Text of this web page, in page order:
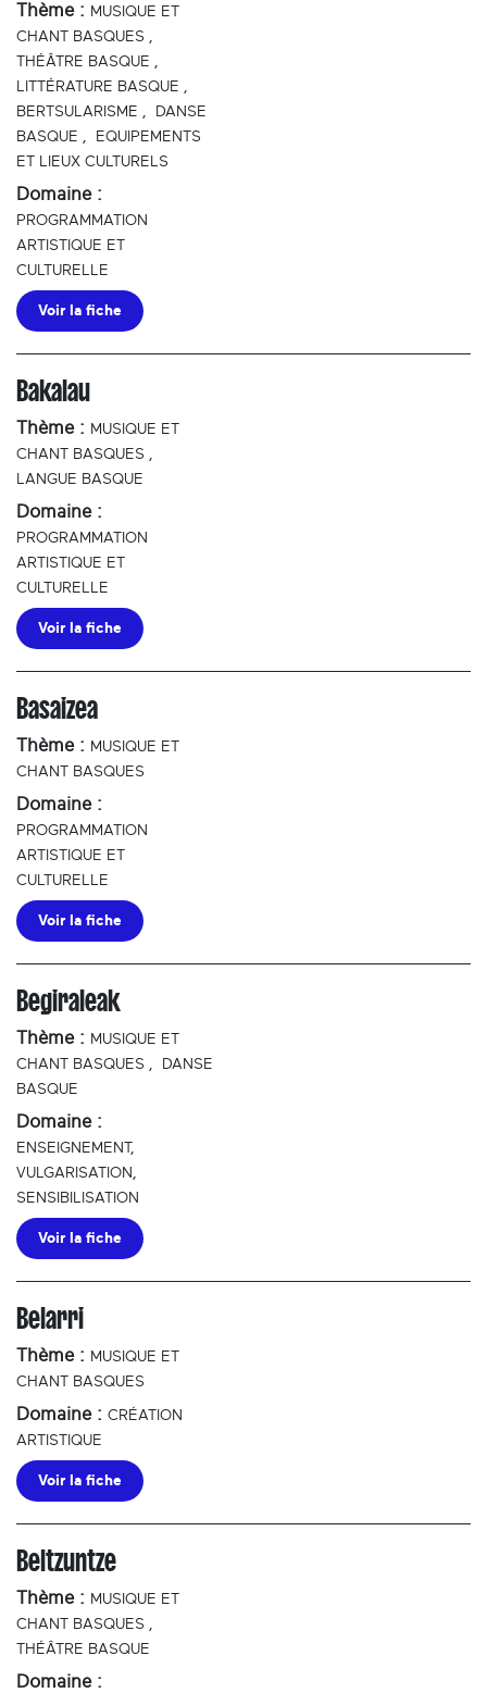
Thème : MUSIQUE ET
CHANT BASQUES ,
THÉÂTRE BASQUE ,
LITTÉRATURE BASQUE ,
BERTSULARISME ,
DANSE
BASQUE ,
EQUIPEMENTS
ET LIEUX CULTURELS
Domaine :
PROGRAMMATION
ARTISTIQUE ET
CULTURELLE
Voir la fiche
Bakalau
Thème : MUSIQUE ET
CHANT BASQUES ,
LANGUE BASQUE
Domaine :
PROGRAMMATION
ARTISTIQUE ET
CULTURELLE
Voir la fiche
Basaizea
Thème : MUSIQUE ET
CHANT BASQUES
Domaine :
PROGRAMMATION
ARTISTIQUE ET
CULTURELLE
Voir la fiche
Begiraleak
Thème : MUSIQUE ET
CHANT BASQUES ,
DANSE
BASQUE
Domaine :
ENSEIGNEMENT,
VULGARISATION,
SENSIBILISATION
Voir la fiche
Belarri
Thème : MUSIQUE ET
CHANT BASQUES
Domaine : CRÉATION
ARTISTIQUE
Voir la fiche
Beltzuntze
Thème : MUSIQUE ET
CHANT BASQUES ,
THÉÂTRE BASQUE
Domaine :